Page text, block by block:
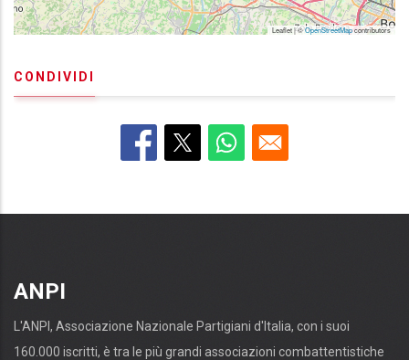
Leaflet | ©OpenStreetMapcontributors
CONDIVIDI
ANPI
L'ANPI, Associazione Nazionale Partigiani d'Italia, con i suoi
160.000 iscritti, è tra le più grandi associazioni combattentistiche